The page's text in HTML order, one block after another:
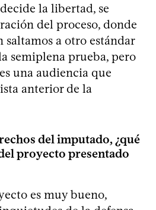
la libertad, se
del proceso, donde
a otro estándar
semiplena prueba, pero
una audiencia que
anterior de la
del imputado, ¿qué
proyecto presentado
es muy bueno,